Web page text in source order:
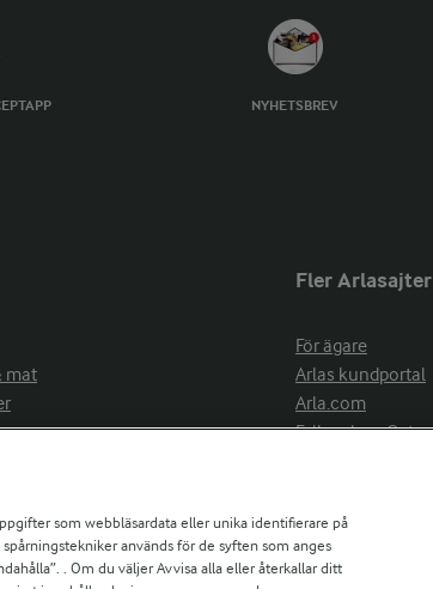
NYHETSBREV
mat
press
Fler Arlasajter
För ägare
Arlas kundportal
Arla.com
Falbygdens Ost
som webbläsardata eller unika identifierare på
används för de syften som anges
. Om du väljer Avvisa alla eller återkallar ditt